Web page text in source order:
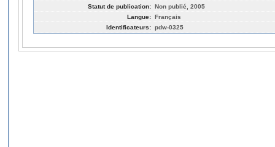
Statut de publication: Non publié, 2005
Langue: Français
Identificateurs: pdw-0325